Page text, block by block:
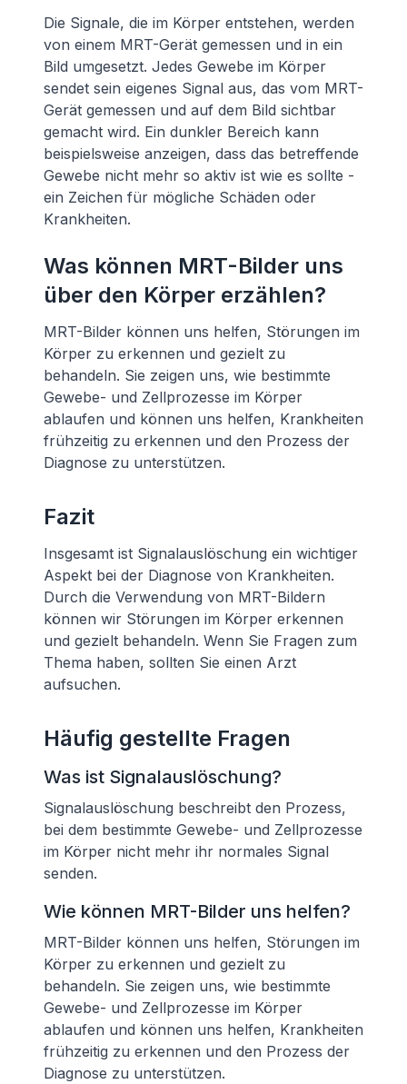
Die Signale, die im Körper entstehen, werden
von einem MRT-Gerät gemessen und in ein
Bild umgesetzt. Jedes Gewebe im Körper
sendet sein eigenes Signal aus, das vom MRT-
Gerät gemessen und auf dem Bild sichtbar
gemacht wird. Ein dunkler Bereich kann
beispielsweise anzeigen, dass das betreffende
Gewebe nicht mehr so aktiv ist wie es sollte -
ein Zeichen für mögliche Schäden oder
Krankheiten.
Was können MRT-Bilder uns
über den Körper erzählen?
MRT-Bilder können uns helfen, Störungen im
Körper zu erkennen und gezielt zu
behandeln. Sie zeigen uns, wie bestimmte
Gewebe- und Zellprozesse im Körper
ablaufen und können uns helfen, Krankheiten
frühzeitig zu erkennen und den Prozess der
Diagnose zu unterstützen.
Fazit
Insgesamt ist Signalauslöschung ein wichtiger
Aspekt bei der Diagnose von Krankheiten.
Durch die Verwendung von MRT-Bildern
können wir Störungen im Körper erkennen
und gezielt behandeln. Wenn Sie Fragen zum
Thema haben, sollten Sie einen Arzt
aufsuchen.
Häufig gestellte Fragen
Was ist Signalauslöschung?
Signalauslöschung beschreibt den Prozess,
bei dem bestimmte Gewebe- und Zellprozesse
im Körper nicht mehr ihr normales Signal
senden.
Wie können MRT-Bilder uns helfen?
MRT-Bilder können uns helfen, Störungen im
Körper zu erkennen und gezielt zu
behandeln. Sie zeigen uns, wie bestimmte
Gewebe- und Zellprozesse im Körper
ablaufen und können uns helfen, Krankheiten
frühzeitig zu erkennen und den Prozess der
Diagnose zu unterstützen.